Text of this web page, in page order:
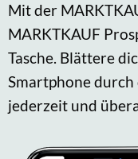
Mit der
MARKTKAUF
Tasche. Blättere
Smartphone
jederzeit und